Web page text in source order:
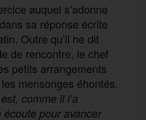
auquel s’adonne
sa réponse écrite
Outre qu’il ne dit
de rencontre, le chef
petits arrangements
mensonges éhontés.
comme il l’a
pour avancer